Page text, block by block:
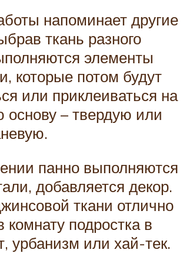
напоминает другие
ткань разного
элементы
которые потом будут
или приклеиваться на
– твердую или
панно выполняются
добавляется декор.
ткани отлично
комнату подростка в
урбанизм или хай-тек.